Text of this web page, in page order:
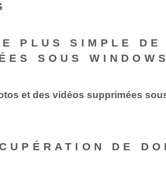
PLUS SIMPLE DE
SOUS
et des vidéos supprimées
DE